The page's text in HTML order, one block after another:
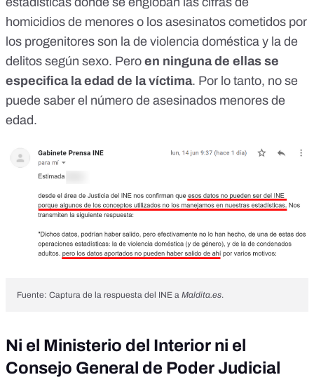
homicidios de menores o los asesinatos cometidos por
los progenitores son la de violencia doméstica y la de
delitos según sexo. Pero en ninguna de ellas se
especifica la edad de la víctima. Por lo tanto, no se
puede saber el número de asesinados menores de
edad.
Fuente: Captura de la respuesta del INE a Maldita.es.
Ni el Ministerio del Interior ni el
Consejo General de Poder Judicial